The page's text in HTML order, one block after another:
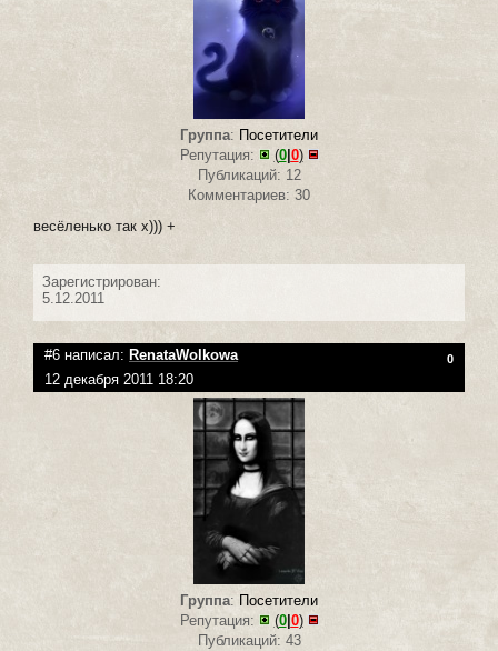
Группа: Посетители
Репутация:
(0| 0)
Публикаций: 12
Комментариев: 30
весёленько так х))) +
Зарегистрирован:
5.12.2011
#6 написал: RenataWolkowa 0
12 декабря 2011 18:20
Группа: Посетители
Репутация:
(0| 0)
Публикаций: 43